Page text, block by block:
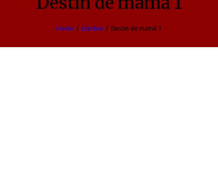
Home Librărie Destin de mamă 1